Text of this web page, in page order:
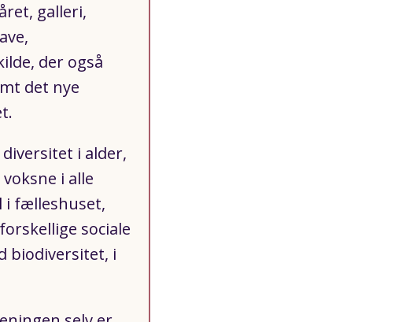
galleri,
der også
det nye
i alder,
i alle
i fælleshuset,
sociale
biodiversitet, i